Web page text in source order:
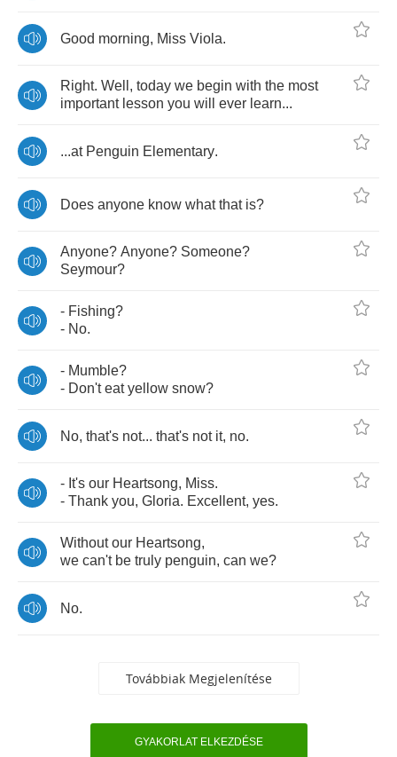
Good morning, Miss Viola.
Right. Well , today we begin with the most
important lesson you will ever learn...
...at Penguin Elementary.
Does anyone know what that is?
Anyone? Anyone? Someone?
Seymour?
- Fishing?
- No.
- Mumble?
- Don't eat yellow snow?
No, that's not... that's not it, no.
- It's our Heartsong, Miss.
- Thank you, Gloria. Excellent, yes.
Without our Heartsong,
we can't be truly penguin, can we?
No.
Továbbiak Megjelenítése
GYAKORLAT ELKEZDÉSE